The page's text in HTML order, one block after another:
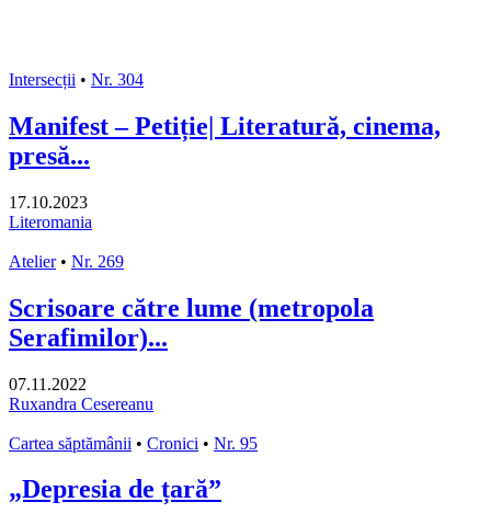
Intersecții • Nr. 304
Manifest – Petiție| Literatură, cinema,
presă...
17.10.2023
Literomania
Atelier • Nr. 269
Scrisoare către lume (metropola
Serafimilor)...
07.11.2022
Ruxandra Cesereanu
Cartea săptămânii • Cronici • Nr. 95
„Depresia de țară”